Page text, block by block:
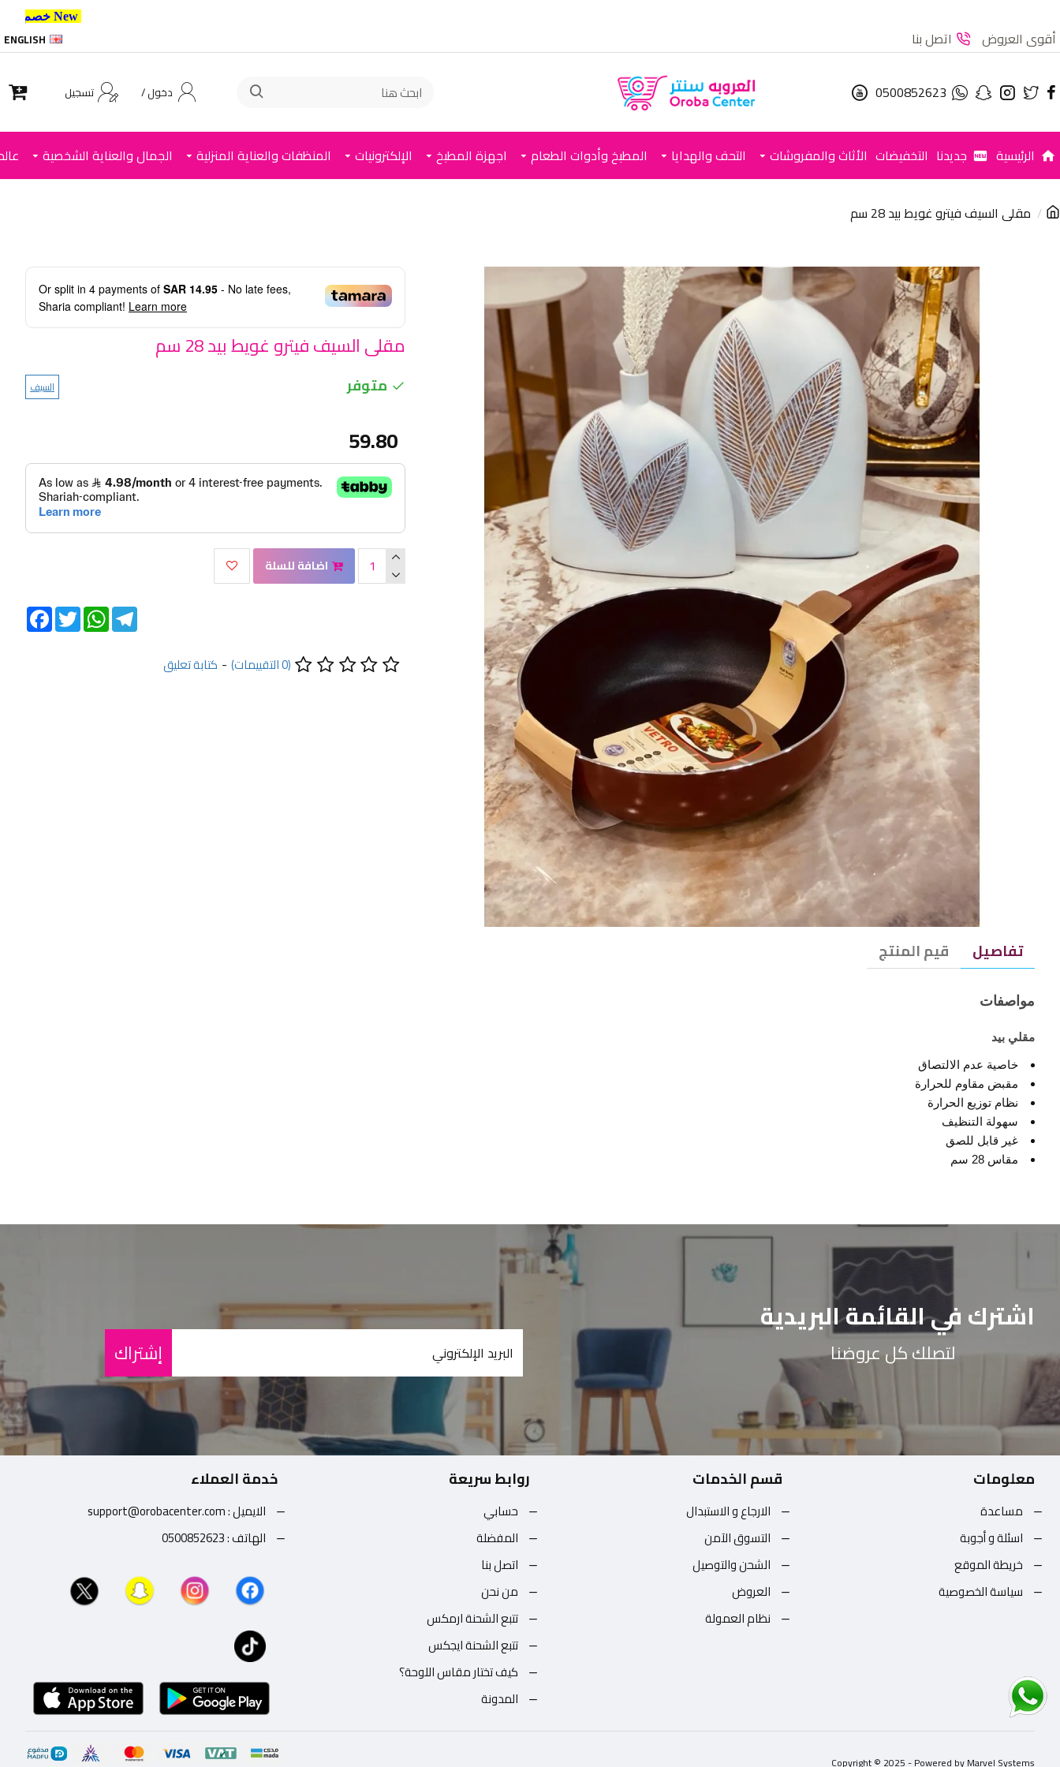
أقوى العروض اتصل بنا ENGLISH
0500852623 دخول / تسجيل
الرئيسية جديدنا التخفيضات الأثاث والمفروشات التحف والهدايا المطبخ وأدوات الطعام اجهزة المطبخ الإلكترونيات المنظفات والعناية المنزلية الجمال والعناية الشخصية
مقلى السيف فيترو غويط بيد 28 سم
Or split in 4 payments of SAR 14.95 - No late fees,
Sharia compliant! Learn more
مقلى السيف فيترو غويط بيد 28 سم
متوفر السيف
(0 التقييمات) - كتابة تعليق
59.80
اضافة للسلة
FacebookTwitter
WhatsAppTelegram
تفاصيل قيم المنتج
مواصفات
مقلي بيد
خاصية عدم الالتصاق
مقبض مقاوم للحرارة
نظام توزيع الحرارة
سهولة التنظيف
غير قابل للصق
مقاس 28 سم
اشترك في القائمة البريدية
لتصلك كل عروضنا إشتراك
معلومات
مساعدة
اسئلة و أجوبة
خريطة الموقع
سياسة الخصوصية
قسم الخدمات
الارجاع و الاستبدال
التسوق الآمن
الشحن والتوصيل
العروض
نظام العمولة
روابط سريعة
حسابي
المفضلة
اتصل بنا
من نحن
تتبع الشحنة ارمكس
تتبع الشحنة ايجكس
كيف تختار مقاس اللوحة؟
المدونة
خدمة العملاء
الايميل : support@orobacenter.com
الهاتف : 0500852623
Copyright © 2025 - Powered by Marvel Systems